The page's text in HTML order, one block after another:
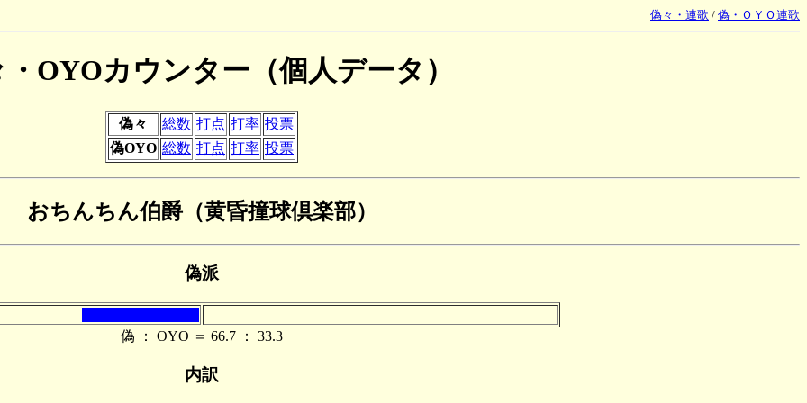
偽々・連歌 / 偽・ＯＹＯ連歌
OYOカウンター（個人データ）
偽々 総数 打点 打率 投票
偽OYO 総数 打点 打率 投票
おちんちん伯爵（黄昏撞球倶楽部）
偽派
偽 ： OYO ＝ 66.7 ： 33.3
内訳